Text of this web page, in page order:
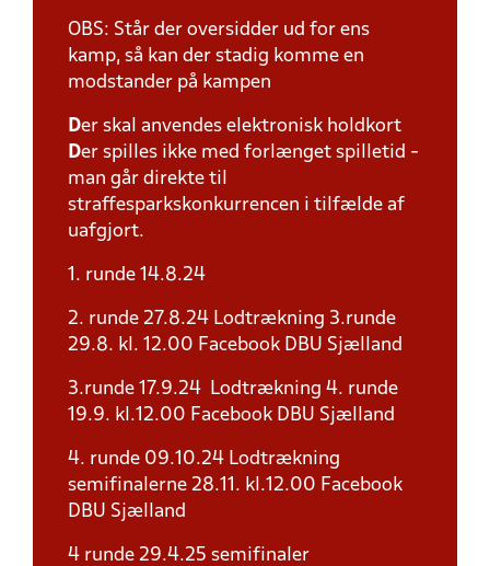
OBS: Står der oversidder ud for ens
kamp, så kan der stadig komme en
modstander på kampen
Der skal anvendes elektronisk holdkort
Der spilles ikke med forlænget spilletid -
man går direkte til
straffesparkskonkurrencen i tilfælde af
uafgjort.
1. runde 14.8.24
2. runde 27.8.24 Lodtrækning 3.runde
29.8. kl. 12.00 Facebook DBU Sjælland
3.runde 17.9.24 Lodtrækning 4. runde
19.9. kl.12.00 Facebook DBU Sjælland
4. runde 09.10.24 Lodtrækning
semifinalerne 28.11. kl.12.00 Facebook
DBU Sjælland
4 runde 29.4.25 semifinaler